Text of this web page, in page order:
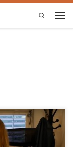
Search